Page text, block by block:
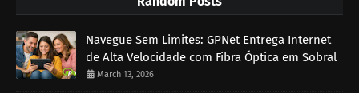
Navegue Sem Limites: GPNet Entrega Internet
de Alta Velocidade com Fibra Óptica em Sobral
March 13, 2026